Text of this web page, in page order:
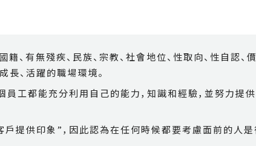
籍、有無殘疾、民族、宗教、社會地位、性取向、性自認
長、活躍的職場環境。
工都能充分利用自己的能力，知識和經驗，並努力提
戶提供印象”，因此認為在任何時候都要考慮面前的人